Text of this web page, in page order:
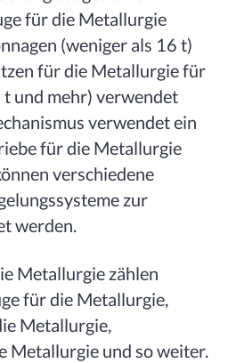
für die Metallurgie
(weniger als 16 t)
für die Metallurgie für
und mehr) verwendet
verwendet ein
für die Metallurgie
verschiedene
zur
werden.
Metallurgie zählen
für die Metallurgie,
Metallurgie,
Metallurgie und so weiter.